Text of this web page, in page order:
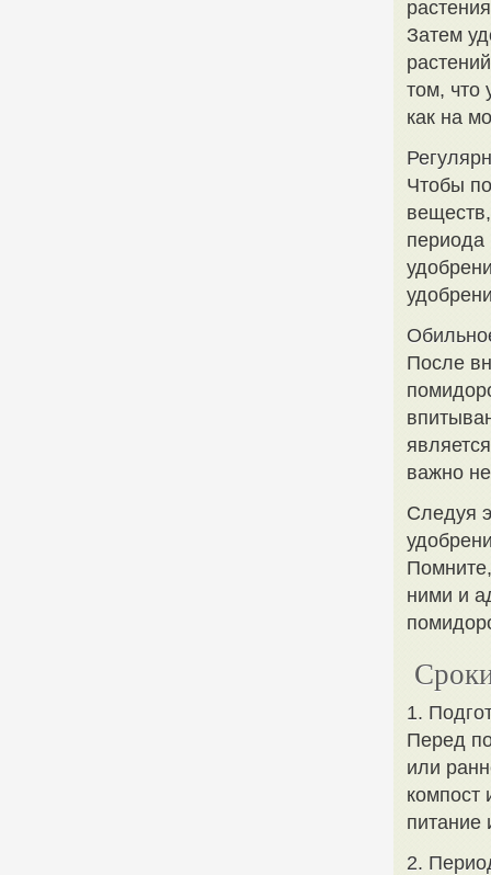
Затем
том, что
как на
Чтобы
периода
После
важно
Следуя
ними и
1.
Перед
или
компост
питание
2.